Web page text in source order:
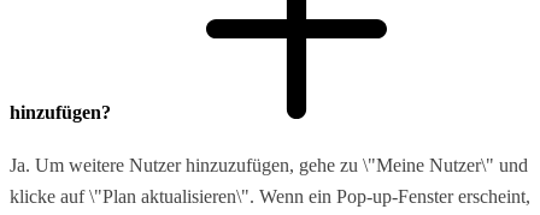
hinzufügen?
Ja. Um weitere Nutzer hinzuzufügen, gehe zu \"Meine Nutzer\" und
klicke auf \"Plan aktualisieren\". Wenn ein Pop-up-Fenster erscheint,